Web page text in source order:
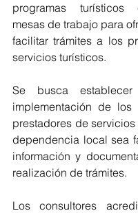
programas turísticos
mesas de trabajo para
facilitar trámites a los
servicios turísticos.
Se busca
implementación de
prestadores de
dependencia local sea
información y
realización de trámites.
Los consultores